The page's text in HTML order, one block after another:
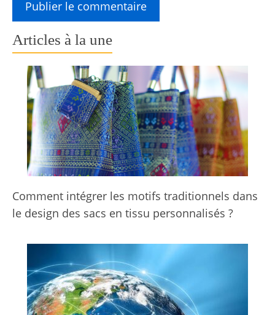
Articles à la une
Comment intégrer les motifs traditionnels dans
le design des sacs en tissu personnalisés ?